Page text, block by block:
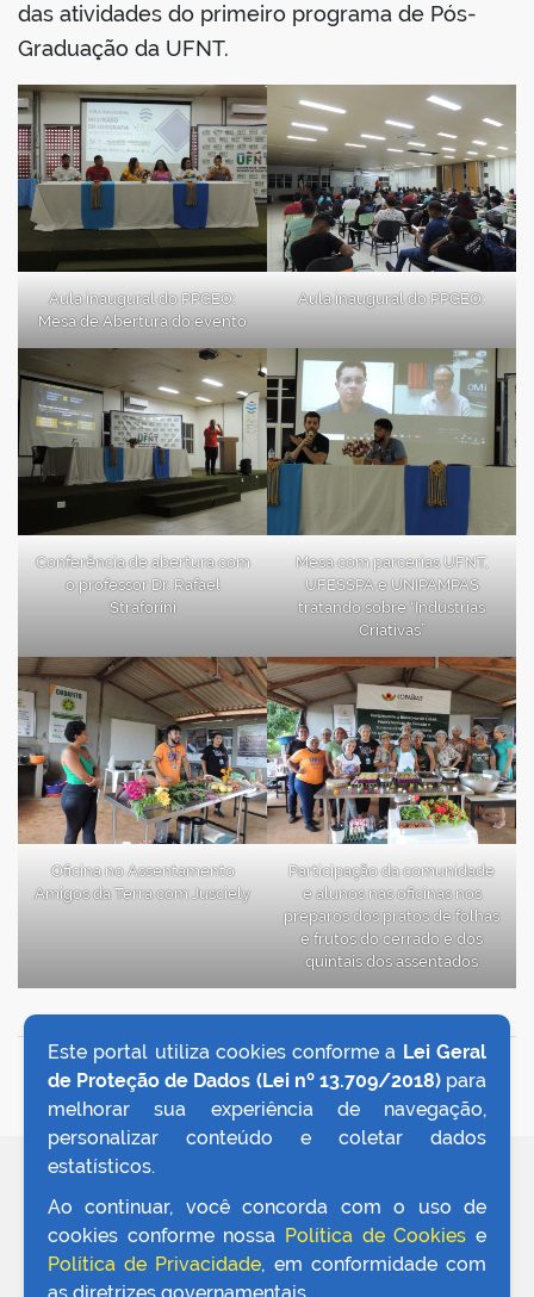
das atividades do primeiro programa de Pós-
Graduação da UFNT.
Aula inaugural do PPGEO:
Mesa de Abertura do evento
Aula inaugural do PPGEO:
Conferência de abertura com
o professor Dr. Rafael
Straforini
Mesa com parcerias UFNT,
UFESSPA e UNIPAMPAS
tratando sobre “Indústrias
Criativas”
Oficina no Assentamento
Amigos da Terra com Jusciely
Participação da comunidade
e alunos nas oficinas nos
preparos dos pratos de folhas
e frutos do cerrado e dos
quintais dos assentados
VOLTAR AO TOPO
Este portal utiliza cookies conforme a Lei Geral
de Proteção de Dados (Lei nº 13.709/2018)para
melhorar sua experiência de navegação,
personalizar conteúdo e coletar dados
estatísticos.
Ao continuar, você concorda com o uso de
cookies conforme nossa Política de Cookies e
Política de Privacidade, em conformidade com